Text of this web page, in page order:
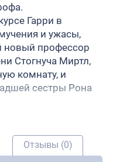
Гарри в
и ужасы,
новый профессор
Стогнуча Миртл,
комнату, и
сестры Рона
Отзывы (0)